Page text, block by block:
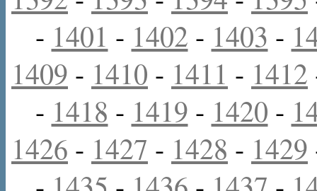
- 1401 - 1402 - 1403 -
1409 - 1410 - 1411 - 1412
- 1418 - 1419 - 1420 -
1426 - 1427 - 1428 - 1429